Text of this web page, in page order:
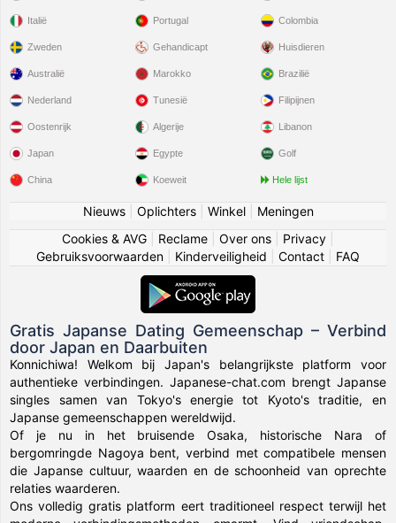
Italië
Zweden
Portugal
Gehandicapt
Colombia
Huisdieren
Australië
Nederland
Oostenrijk
Japan
China
Marokko
Tunesië
Algerije
Egypte
Koeweit
Brazilië
Filipijnen
Libanon
Golf
Hele lijst
Nieuws| Oplichters| Winkel| Meningen
Cookies & AVG
Reclame Over ons Privacy
Gebruiksvoorwaarden
Kinderveiligheid Contact FAQ
Gratis Japanse Dating Gemeenschap – Verbind
door Japan en Daarbuiten
Konnichiwa! Welkom bij Japan's belangrijkste platform voor
authentieke verbindingen. Japanese-chat.com brengt Japanse
singles samen van Tokyo's energie tot Kyoto's traditie, en
Japanse gemeenschappen wereldwijd.
Of je nu in het bruisende Osaka, historische Nara of
bergomringde Nagoya bent, verbind met compatibele mensen
die Japanse cultuur, waarden en de schoonheid van oprechte
relaties waarderen.
Ons volledig gratis platform eert traditioneel respect terwijl het